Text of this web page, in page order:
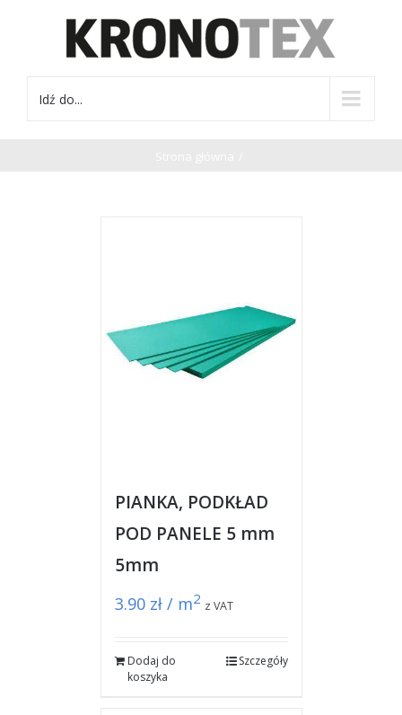
Idź do...
PIANKA, PODKŁAD
POD PANELE 5 mm
5mm
3.90 zł / m2 z VAT
Dodaj do
koszyka
Szczegóły